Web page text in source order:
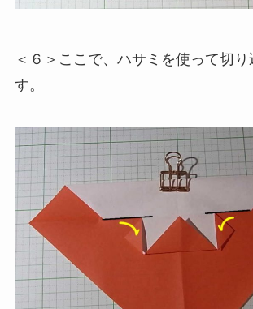
＜６＞ここで、ハサミを使って切り
す。